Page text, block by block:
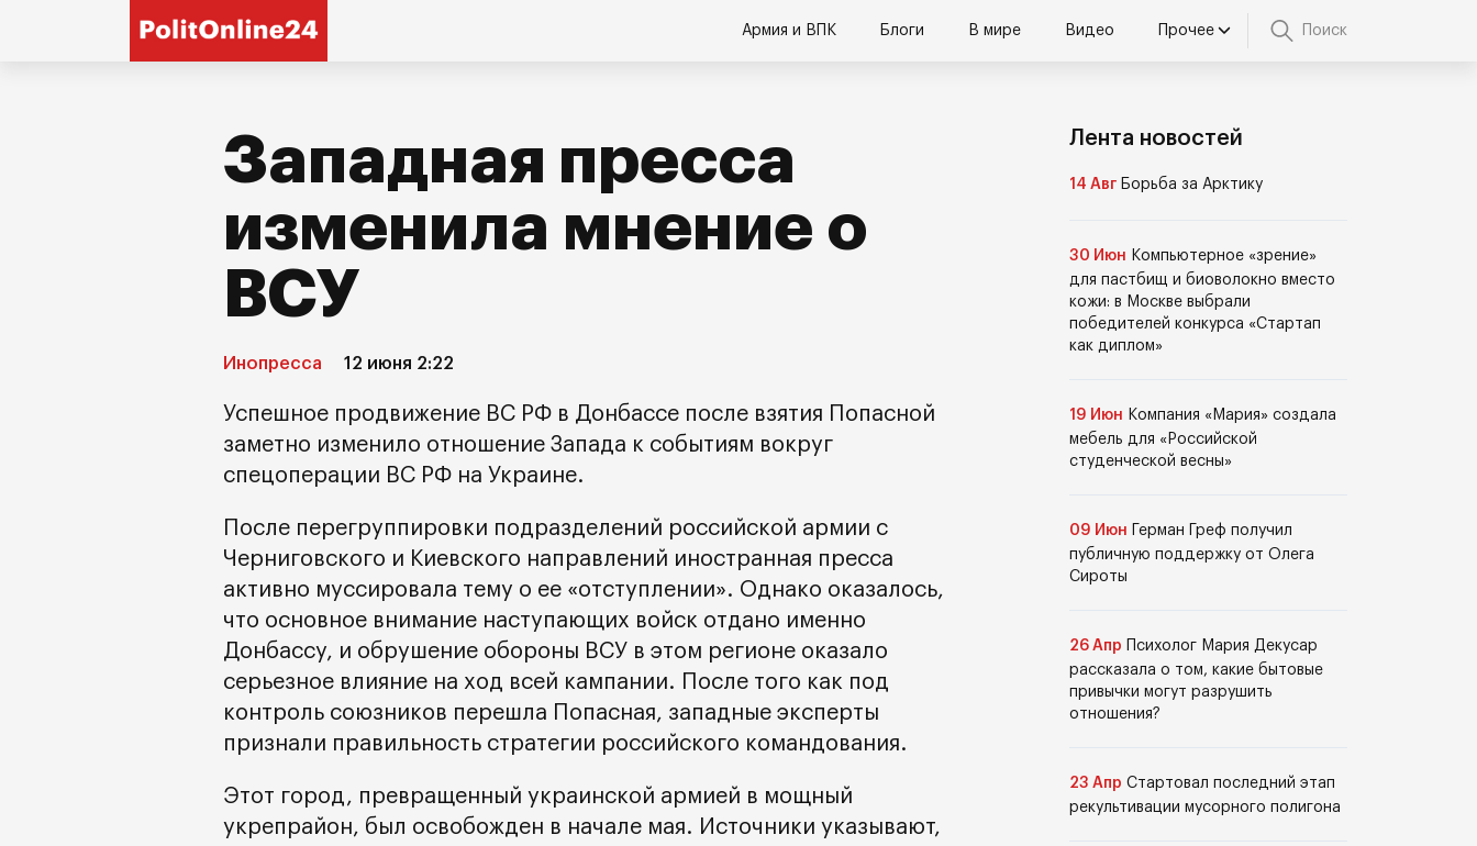
Армия и ВПК Блоги В мире Видео Прочее Поиск
Западная пресса
изменила мнение о
ВСУ
Инопресса 12 июня 2:22
Успешное продвижение ВС РФ в Донбассе после взятия Попасной
заметно изменило отношение Запада к событиям вокруг
спецоперации ВС РФ на Украине.
После перегруппировки подразделений российской армии с
Черниговского и Киевского направлений иностранная пресса
активно муссировала тему о ее «отступлении». Однако оказалось,
что основное внимание наступающих войск отдано именно
Донбассу, и обрушение обороны ВСУ в этом регионе оказало
серьезное влияние на ход всей кампании. После того как под
контроль союзников перешла Попасная, западные эксперты
признали правильность стратегии российского командования.
Этот город, превращенный украинской армией в мощный
укрепрайон, был освобожден в начале мая. Источники указывают,
Лента новостей
14 Авг Борьба за Арктику
30 Июн Компьютерное «зрение»
для пастбищ и биоволокно вместо
кожи: в Москве выбрали
победителей конкурса «Стартап
как диплом»
19 Июн Компания «Мария» создала
мебель для «Российской
студенческой весны»
09 Июн
Герман Греф получил
публичную поддержку от Олега
Сироты
26 Апр
Психолог Мария Декусар
рассказала о том, какие бытовые
привычки могут разрушить
отношения?
23 Апр Стартовал последний этап
рекультивации мусорного полигона